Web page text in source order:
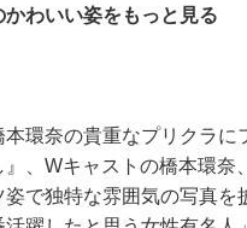
わいい姿をもっと見る
本環奈の貴重なプリクラに
、Wキャストの橋本環奈
で独特な雰囲気の写真を